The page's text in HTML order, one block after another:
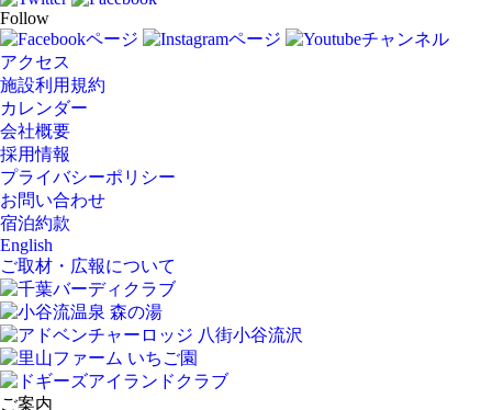
Follow
アクセス
施設利用規約
カレンダー
会社概要
採用情報
プライバシーポリシー
お問い合わせ
宿泊約款
English
ご取材・広報について
ご案内